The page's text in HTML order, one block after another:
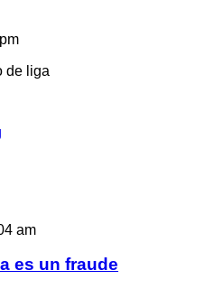
de liga
am
es un fraude